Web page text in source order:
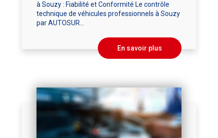
à Souzy : Fiabilité et Conformité Le contrôle
technique de véhicules professionnels à Souzy
par AUTOSUR...
En savoir plus